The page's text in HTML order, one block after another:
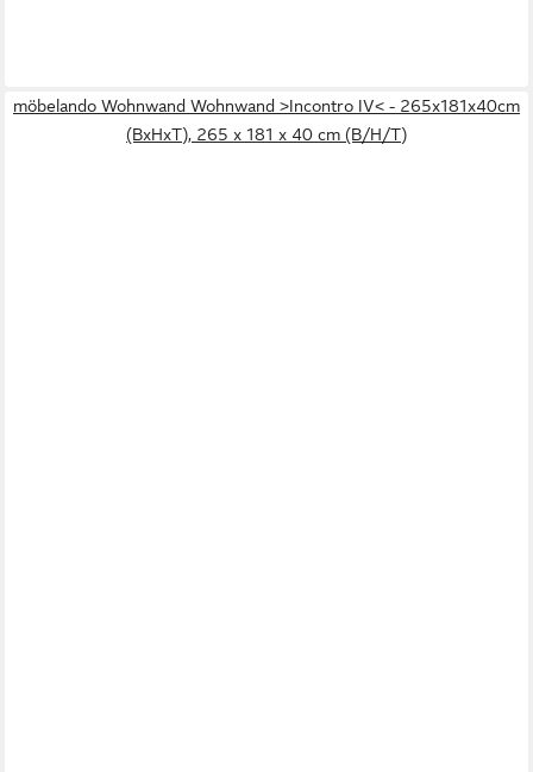
möbelando Wohnwand Wohnwand >Incontro IV< - 265x181x40cm
(BxHxT), 265 x 181 x 40 cm (B/H/T)